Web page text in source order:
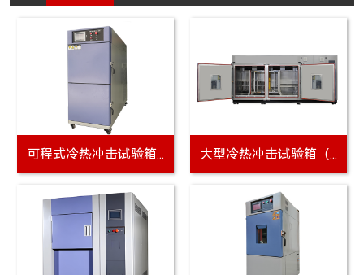
可程式冷热冲击试验箱... 大型冷热冲击试验箱（...